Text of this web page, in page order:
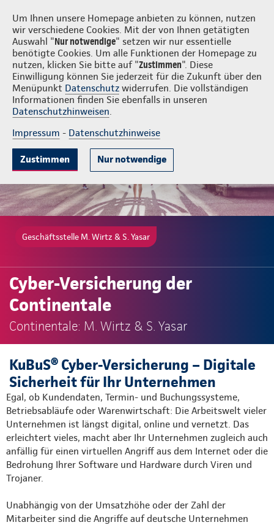
Um Ihnen unsere Homepage anbieten zu können, nutzen
wir verschiedene Cookies. Mit der von Ihnen getätigten
Auswahl "Nur notwendige" setzen wir nur essentielle
benötigte Cookies. Um alle Funktionen der Homepage zu
nutzen, klicken Sie bitte auf "Zustimmen". Diese
Einwilligung können Sie jederzeit für die Zukunft über den
Menüpunkt Datenschutz widerrufen. Die vollständigen
Informationen finden Sie ebenfalls in unseren
Datenschutzhinweisen.
Impressum - Datenschutzhinweise
Zustimmen Nur notwendige
M. Wirtz & S. Yasar Login
Gute Gründe Tarife & Leistungen Wissenswertes Beratung &
Geschäftsstelle M. Wirtz & S. Yasar
Cyber-Versicherung der
Continentale
Continentale: M. Wirtz & S. Yasar
KuBuS® Cyber-Versicherung – Digitale
Sicherheit für Ihr Unternehmen
Egal, ob Kundendaten, Termin- und Buchungssysteme,
Betriebsabläufe oder Warenwirtschaft: Die Arbeitswelt vieler
Unternehmen ist längst digital, online und vernetzt. Das
erleichtert vieles, macht aber Ihr Unternehmen zugleich auch
anfällig für einen virtuellen Angriff aus dem Internet oder die
Bedrohung Ihrer Software und Hardware durch Viren und
Trojaner.
Unabhängig von der Umsatzhöhe oder der Zahl der
Mitarbeiter sind die Angriffe auf deutsche Unternehmen